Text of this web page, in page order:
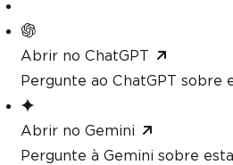
Abrir no ChatGPT
Pergunte ao ChatGPT sobre
Abrir no Gemini
Pergunte à Gemini sobre